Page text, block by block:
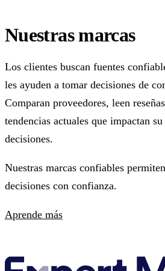
Nuestras marcas
Los clientes buscan fuentes
les ayuden a tomar decisiones de
Comparan proveedores, leen
tendencias actuales que impactan
decisiones.
Nuestras marcas confiables
decisiones con confianza.
Aprende más